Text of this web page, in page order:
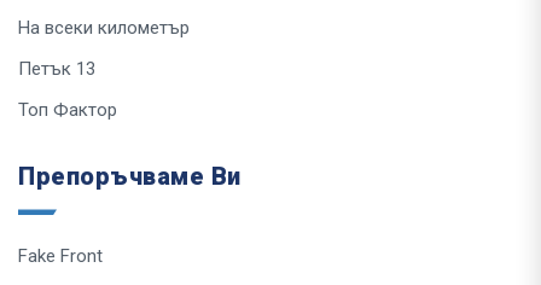
На всеки километър
Петък 13
Топ Фактор
Препоръчваме Ви
Fake Front